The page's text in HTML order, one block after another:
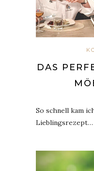
DAS
So schnell kam
Lieblingsrezept…